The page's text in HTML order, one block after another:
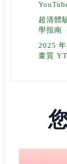
超清體
學指南
2025
畫質